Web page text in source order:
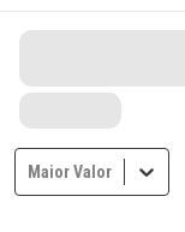
Maior Valor